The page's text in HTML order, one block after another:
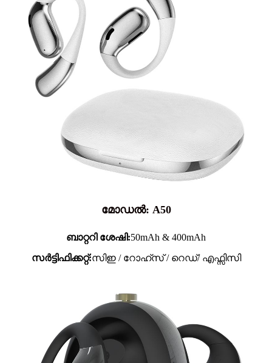
മോഡൽ: A50
ബാറ്ററി ശേഷി:50mAh & 400mAh
സർട്ടിഫിക്കറ്റ്:സിഇ / റോഹ്സ് / റെഡ്/ എഫ്സിസി